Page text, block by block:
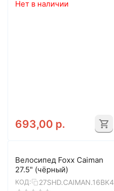
Нет в наличии
693,00 р.
Велосипед Foxx Caiman
27.5" (чёрный)
КОД: 27SHD.CAIMAN.16BK4